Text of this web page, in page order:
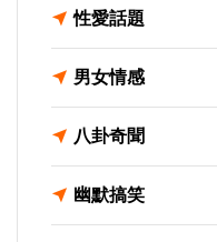
性愛話題
男女情感
八卦奇聞
幽默搞笑